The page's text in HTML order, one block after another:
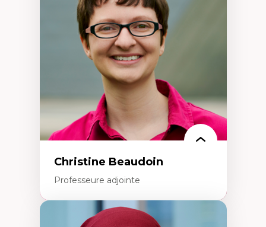
Christine Beaudoin
Professeure adjointe
Expertises